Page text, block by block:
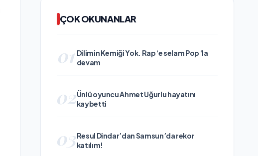
ÇOK OKUNANLAR
01 Dilimin Kemiği Yok. Rap ‘e selam Pop ‘la
devam
02Ünlü oyuncu Ahmet Uğurlu hayatını
kaybetti
03Resul Dindar’dan Samsun’da rekor
katılım!